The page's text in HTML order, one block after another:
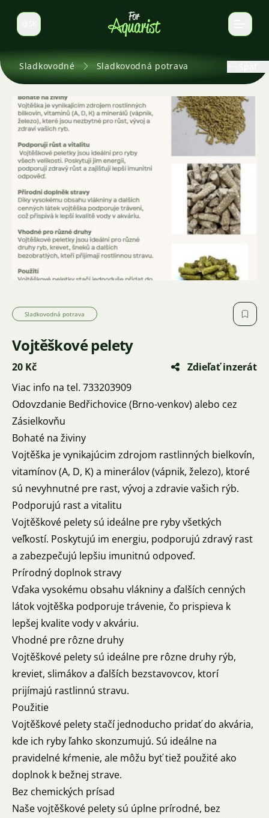
Prepnúť jazyk
Sladkovodné Sladkovodná potrava
Sladkovodná potrava
Vojtěškové pelety
20 Kč
Zdieľať inzerát
Viac info na tel. 733203909
Odovzdanie Bedřichovice (Brno-venkov) alebo cez
Zásielkovňu
Bohaté na živiny
Vojtěška je vynikajúcim zdrojom rastlinných bielkovín,
vitamínov (A, D, K) a minerálov (vápnik, železo), ktoré
sú nevyhnutné pre rast, vývoj a zdravie vašich rýb.
Podporujú rast a vitalitu
Vojtěškové pelety sú ideálne pre ryby všetkých
veľkostí. Poskytujú im energiu, podporujú zdravý rast
a zabezpečujú lepšiu imunitnú odpoveď.
Prírodný doplnok stravy
Vďaka vysokému obsahu vlákniny a ďalších cenných
látok vojtěška podporuje trávenie, čo prispieva k
lepšej kvalite vody v akváriu.
Vhodné pre rôzne druhy
Vojtěškové pelety sú ideálne pre rôzne druhy rýb,
kreviet, slimákov a ďalších bezstavovcov, ktorí
prijímajú rastlinnú stravu.
Použitie
Vojtěškové pelety stačí jednoducho pridať do akvária,
kde ich ryby ľahko skonzumujú. Sú ideálne na
pravidelné kŕmenie, ale môžu byť tiež použité ako
doplnok k bežnej strave.
Bez chemických prísad
Naše vojtěškové pelety sú úplne prírodné, bez